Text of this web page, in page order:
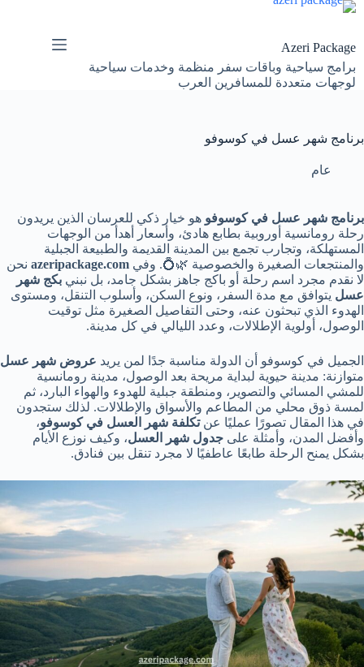
التجاوز
Azeri Package
برامج سياحية وباقات سفر منظمة وخدمات سياحية
لوجهات متعددة للمسافرين العرب
برنامج شهر عسل في كوسوفو
عام
برنامج شهر عسل في كوسوفو هو خيار ذكي للعرسان الذين يريدون
رحلة رومانسية أوروبية بطابع هادئ، وأسعار أهدأ من الوجهات
المستهلكة، وتجارب تجمع بين المدينة القديمة والطبيعة الجبلية
والمنتجعات الصغيرة والخصوصية 🌿💍. وفي azeripackage.com نحن
لا نقدم مجرد اسم رحلة أو باكج جاهز بشكل جامد، بل نبني بكج شهر
عسل يتوافق مع مدة السفر، ونوع السكن، وأسلوب التنقل، ومستوى
الهدوء الذي تبحثون عنه، وحتى التفاصيل الصغيرة مثل توقيت
الوصول، أولوية الإطلالات، وعدد الليالي في كل مدينة.
الجميل في كوسوفو أن الدولة مناسبة جدًا لمن يريد عروض شهر عسل
متوازنة: مدينة حيوية لبداية مريحة بعد الوصول، مدينة رومانسية
للمشي المسائي والتصوير، ومنطقة جبلية للهدوء والهواء البارد، ثم
لمسة ذوق محلي من المطاعم والأسواق والإطلالات. لذلك ستجدون
في هذا المقال تصورًا عمليًا عنتكلفة شهر العسل في كوسوفو،
وأفضل المدن، وأمثلة على جدول شهر العسل، وكيف نوزع الأيام
بشكل يمنح الرحلة طابعًا عاطفيًا لا مجرد تنقل بين فنادق.